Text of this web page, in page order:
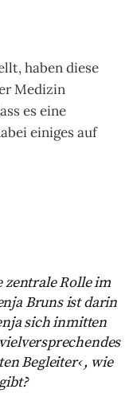
haben diese
Medizin
es eine
einiges auf
zentrale Rolle im
Bruns ist darin
sich inmitten
Begleiter‹ , wie